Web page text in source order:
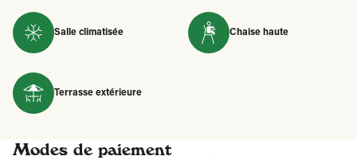
Salle climatisée Chaise haute
Terrasse extérieure
Modes de paiement